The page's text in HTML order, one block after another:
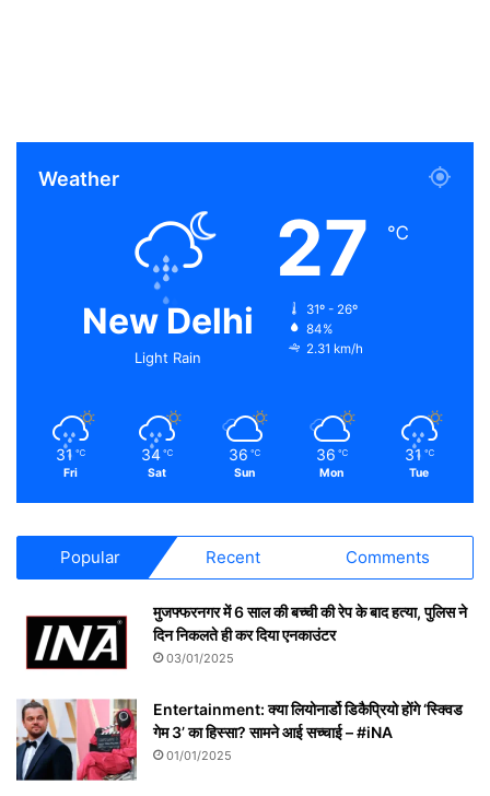
Weather
New Delhi
Light Rain
27 ℃
31º - 26º
84%
2.31 km/h
31 ℃
Fri
34 ℃
Sat
36 ℃
Sun
36 ℃
Mon
31 ℃
Tue
Popular Recent Comments
मुजफ्फरनगर में 6 साल की बच्ची की रेप के बाद हत्या, पुलिस ने
दिन निकलते ही कर दिया एनकाउंटर
03/01/2025
Entertainment: क्या लियोनार्डो डिकैप्रियो होंगे ‘स्क्विड
गेम 3’ का हिस्सा? सामने आई सच्चाई – #iNA
01/01/2025